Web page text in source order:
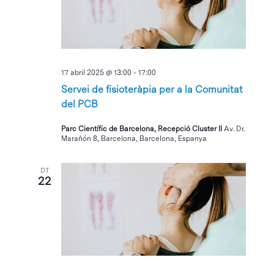
Servei de fisioteràpia per a la Comunitat
del PCB
17 abril 2025 @ 13:00 -17:00
Parc Científic de Barcelona, Recepció Cluster IIAv. Dr.
Marañón 8, Barcelona, Barcelona, Espanya
DT
22